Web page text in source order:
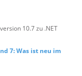
10.7 zu .NET
7: Was ist neu im